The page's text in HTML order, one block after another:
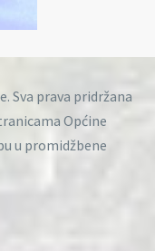
Sva prava pridržana
Općine
u promidžbene